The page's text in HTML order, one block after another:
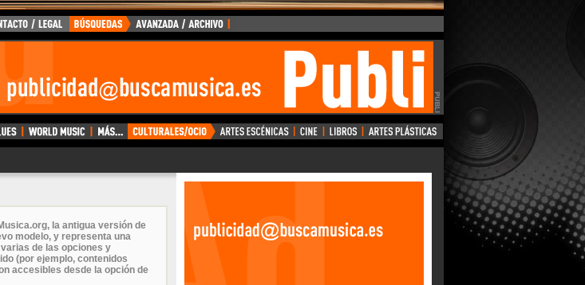
la antigua versión de
modelo, y representa una
de las opciones y
(por ejemplo, contenidos
accesibles desde la opción de